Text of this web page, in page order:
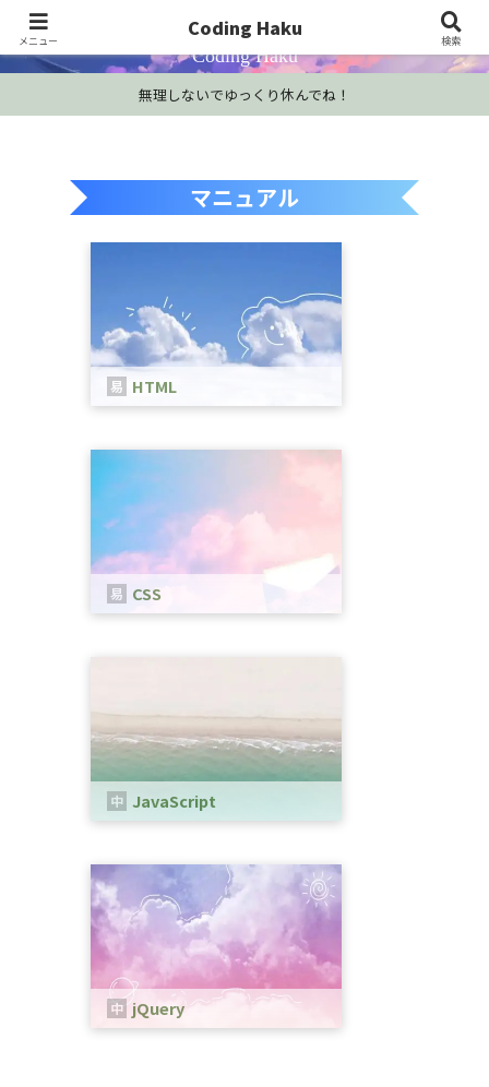
プログラミング学習・開発Tips・技術情報
Coding Haku
無理しないでゆっくり休んでね！
マニュアル
HTML
CSS
JavaScript
jQuery
メニュー
Coding Haku
検索